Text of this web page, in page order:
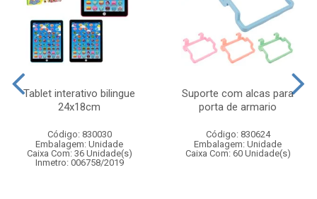
Tablet interativo bilingue
24x18cm
Código: 830030
Embalagem: Unidade
Caixa Com: 36 Unidade(s)
Inmetro: 006758/2019
Suporte com alcas para
porta de armario
Código: 830624
Embalagem: Unidade
Caixa Com: 60 Unidade(s)